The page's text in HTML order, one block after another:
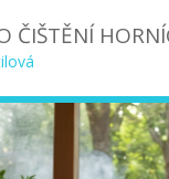
ČIŠTĚNÍ